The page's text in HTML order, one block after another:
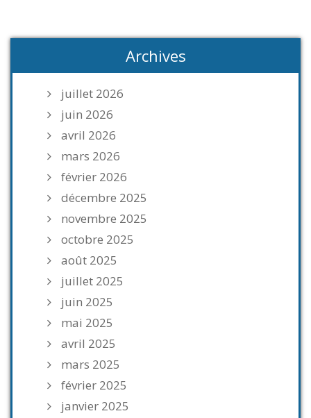
Archives
juillet 2026
juin 2026
avril 2026
mars 2026
février 2026
décembre 2025
novembre 2025
octobre 2025
août 2025
juillet 2025
juin 2025
mai 2025
avril 2025
mars 2025
février 2025
janvier 2025